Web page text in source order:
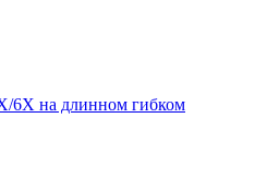
6X на длинном гибком